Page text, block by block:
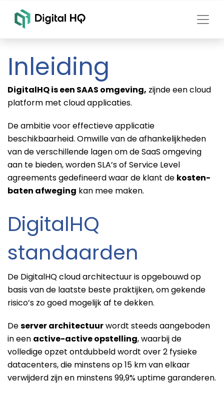
Inleiding
DigitalHQ is een SAAS omgeving, zijnde een cloud
platform met cloud applicaties.
De ambitie voor effectieve applicatie
beschikbaarheid. Omwille van de afhankelijkheden
van de verschillende lagen om de SaaS omgeving
aan te bieden, worden SLA’s of Service Level
agreements gedefineerd waar de klant de kosten-
baten afweging kan mee maken.
DigitalHQ
standaarden
De DigitalHQ cloud architectuur is opgebouwd op
basis van de laatste beste praktijken, om gekende
risico’s zo goed mogelijk af te dekken.
Deserver architectuurwordt steeds aangeboden
in een active-active opstelling, waarbij de
volledige opzet ontdubbeld wordt over 2 fysieke
datacenters, die minstens op 15 km van elkaar
verwijderd zijn en minstens 99,9% uptime garanderen.